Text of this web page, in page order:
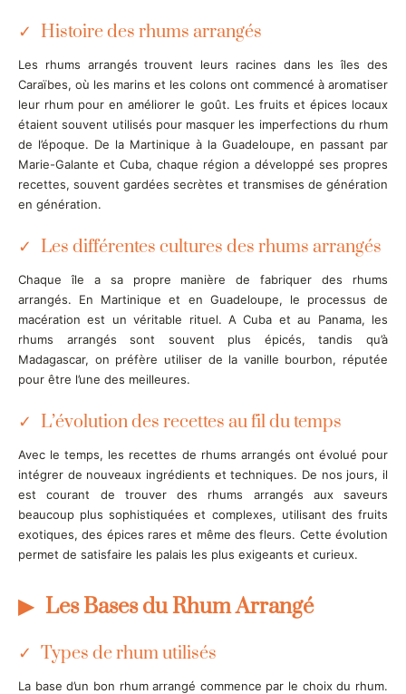
Histoire des rhums arrangés
Les rhums arrangés trouvent leurs racines dans les îles des
Caraïbes, où les marins et les colons ont commencé à aromatiser
leur rhum pour en améliorer le goût. Les fruits et épices locaux
étaient souvent utilisés pour masquer les imperfections du rhum
de l’époque. De la Martinique à la Guadeloupe, en passant par
Marie-Galante et Cuba, chaque région a développé ses propres
recettes, souvent gardées secrètes et transmises de génération
en génération.
Les différentes cultures des rhums arrangés
Chaque île a sa propre manière de fabriquer des rhums
arrangés. En Martinique et en Guadeloupe, le processus de
macération est un véritable rituel. A Cuba et au Panama, les
rhums arrangés sont souvent plus épicés, tandis qu’à
Madagascar, on préfère utiliser de la vanille bourbon, réputée
pour être l’une des meilleures.
L’évolution des recettes au fil du temps
Avec le temps, les recettes de rhums arrangés ont évolué pour
intégrer de nouveaux ingrédients et techniques. De nos jours, il
est courant de trouver des rhums arrangés aux saveurs
beaucoup plus sophistiquées et complexes, utilisant des fruits
exotiques, des épices rares et même des fleurs. Cette évolution
permet de satisfaire les palais les plus exigeants et curieux.
Les Bases du Rhum Arrangé
Types de rhum utilisés
La base d’un bon rhum arrangé commence par le choix du rhum.